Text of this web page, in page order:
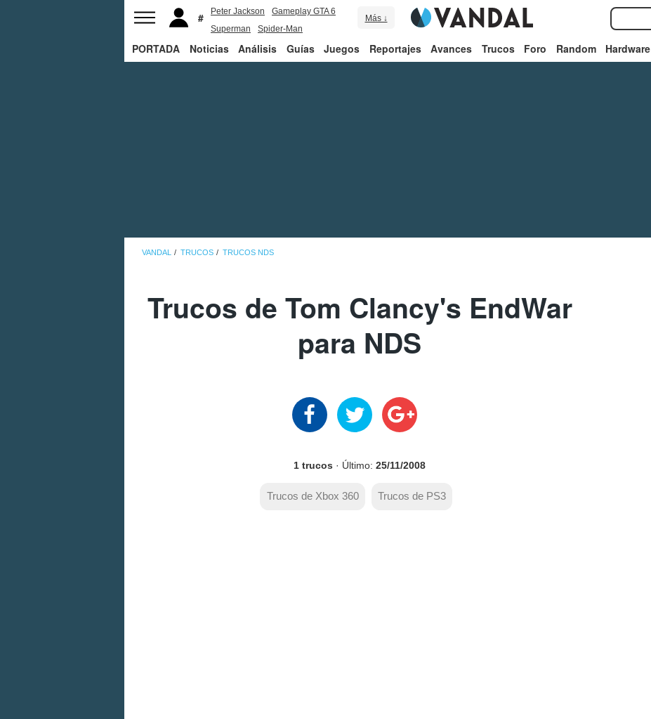
Peter Jackson
Gameplay GTA 6
Superman
Spider-Man
Más ↓
PORTADA Noticias Análisis Guías Juegos Reportajes Avances Trucos Foro Random Hardware
VANDAL TRUCOS TRUCOS NDS
Trucos de Tom Clancy's EndWar
para NDS
1 trucos · Último: 25/11/2008
Trucos de Xbox 360 Trucos de PS3